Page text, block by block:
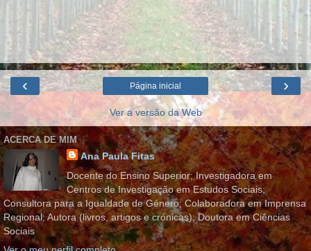
‹ ›
Página inicial
Ver a versão da Web
ACERCA DE MIM
Ana Paula Fitas
Docente do Ensino Superior; Investigadora em
Centros de Investigação em Estudos Sociais;
Consultora para a Igualdade de Género; Colaboradora em Imprensa
Regional; Autora (livros, artigos e crónicas); Doutora em Ciências
Sociais